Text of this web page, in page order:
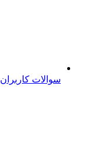
سوالات کاربران